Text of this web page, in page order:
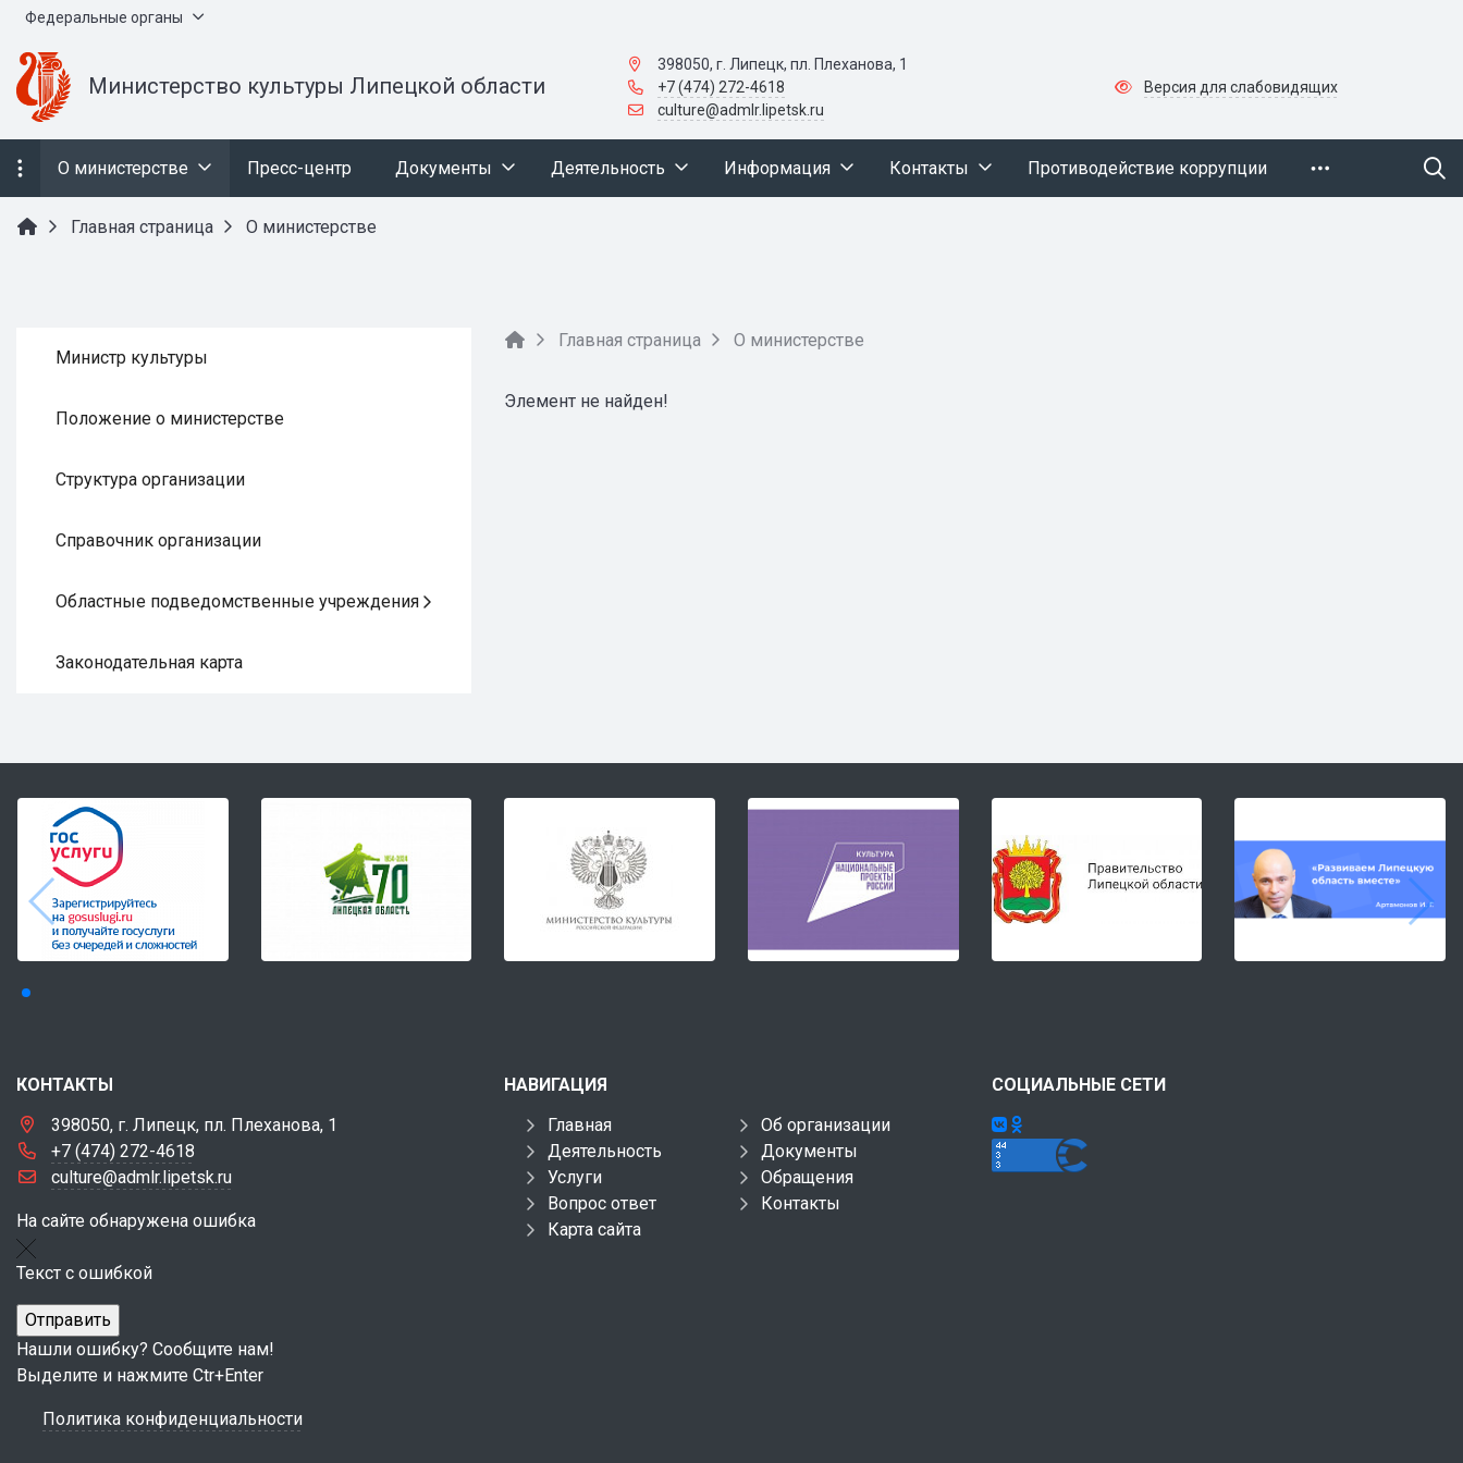
Федеральные органы
Министерство культуры Липецкой области
398050, г. Липецк, пл. Плеханова, 1
+7 (474) 272-4618
culture@admlr.lipetsk.ru
Версия для слабовидящих
О министерстве Пресс-центр Документы Деятельность Информация Контакты Противодействие коррупции
Главная страница О министерстве
Министр культуры
Положение о министерстве
Структура организации
Справочник организации
Областные подведомственные учреждения
Законодательная карта
Главная страница О министерстве
Элемент не найден!
КОНТАКТЫ
398050, г. Липецк, пл. Плеханова, 1
+7 (474) 272-4618
culture@admlr.lipetsk.ru
На сайте обнаружена ошибка
Текст с ошибкой
Нашли ошибку? Сообщите нам!
Выделите и нажмите Ctr+Enter
Политика конфиденциальности
НАВИГАЦИЯ
Главная
Об организации
Деятельность
Документы
Услуги
Обращения
Вопрос ответ
Контакты
Карта сайта
СОЦИАЛЬНЫЕ СЕТИ